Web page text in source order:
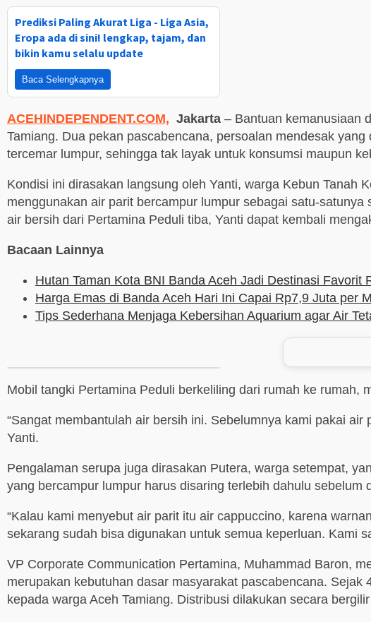
Prediksi Paling Akurat Liga - Liga Asia,
Eropa ada di sini! lengkap, tajam, dan
bikin kamu selalu update
Baca Selengkapnya
ACEHINDEPENDENT.COM, Jakarta – Bantuan kemanusiaan
Tamiang. Dua pekan pascabencana, persoalan mendesak
tercemar lumpur, sehingga tak layak untuk konsumsi maupun
Kondisi ini dirasakan langsung oleh Yanti, warga Kebun Tanah
menggunakan air parit bercampur lumpur sebagai satu-
air bersih dari Pertamina Peduli tiba, Yanti dapat kembali
Bacaan Lainnya
Hutan Taman Kota BNI Banda Aceh Jadi Destinasi Favorit
Harga Emas di Banda Aceh Hari Ini Capai Rp7,9 Juta per
Tips Sederhana Menjaga Kebersihan Aquarium agar Air
Mobil tangki Pertamina Peduli berkeliling dari rumah ke rumah,
“Sangat membantulah air bersih ini. Sebelumnya kami pakai
Yanti.
Pengalaman serupa juga dirasakan Putera, warga setempat,
yang bercampur lumpur harus disaring terlebih dahulu sebelum
“Kalau kami menyebut air parit itu air cappuccino, karena
sekarang sudah bisa digunakan untuk semua keperluan. Kami
VP Corporate Communication Pertamina, Muhammad Baron,
merupakan kebutuhan dasar masyarakat pascabencana.
kepada warga Aceh Tamiang. Distribusi dilakukan secara